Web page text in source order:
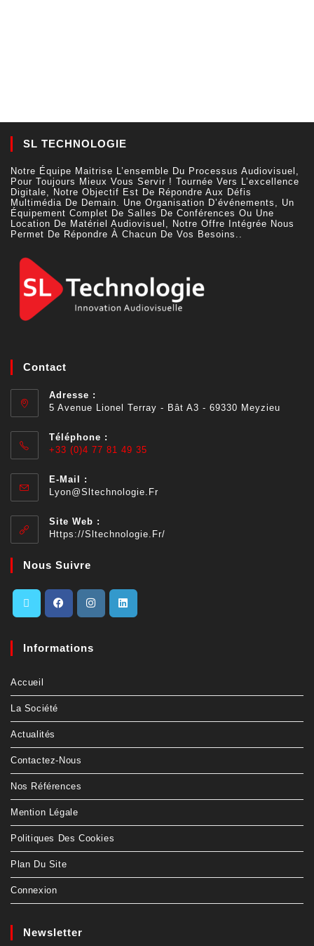
SL TECHNOLOGIE
Notre Équipe Maitrise L’ensemble Du Processus Audiovisuel,
Pour Toujours Mieux Vous Servir ! Tournée Vers L’excellence
Digitale, Notre Objectif Est De Répondre Aux Défis
Multimédia De Demain. Une Organisation D’événements, Un
Équipement Complet De Salles De Conférences Ou Une
Location De Matériel Audiovisuel, Notre Offre Intégrée Nous
Permet De Répondre À Chacun De Vos Besoins..
Contact
Adresse :
5 Avenue Lionel Terray - Bât A3 - 69330 Meyzieu
Téléphone :
+33 (0)4 77 81 49 35
E-Mail :
Lyon@sltechnologie.fr
Site Web :
Https://sltechnologie.fr/
Nous Suivre
Informations
Accueil
La Société
Actualités
Contactez-Nous
Nos Références
Mention Légale
Politiques Des Cookies
Plan Du Site
Connexion
Newsletter